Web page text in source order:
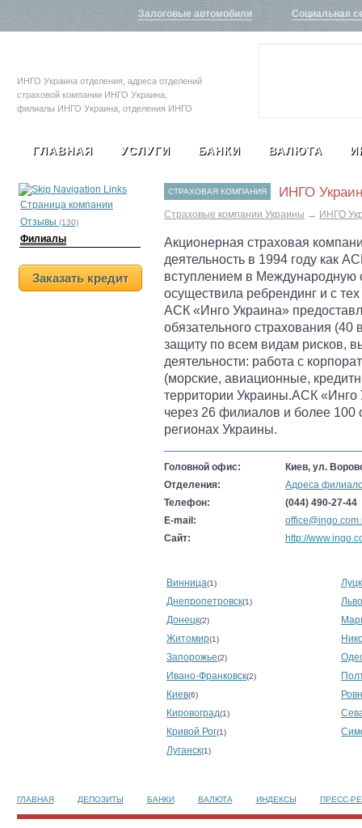
Залоговые автомобили Социальная
ИНГО Украина отделения, адреса отделений
страховой компании ИНГО Украина,
филиалы ИНГО Украина, отделения ИНГО
ГЛАВНАЯ УСЛУГИ БАНКИ ВАЛЮТА
Страница компании
Отзывы (130)
Филиалы
Заказать кредит
СТРАХОВАЯ КОМПАНИЯ ИНГО
Страховые компании Украины → ИНГО
Акционерная страховая
деятельность в 1994 году как
вступлением в Международную
осуществила ребрендинг и с
АСК «Инго Украина»
обязательного страхования
защиту по всем видам рисков,
деятельности: работа с
(морские, авиационные,
территории Украины.АСК «Инго
через 26 филиалов и более 100
регионах Украины.
Головной офис:
Киев, ул.
Отделения:
Адреса
Телефон:
(044) 490-27-44
E-mail:
Сайт:
http://
Винница(1)
Луцк
Днепропетровск(1)
Донецк(2)
Житомир(1)
Запорожье(2)
Ивано-Франковск(2)
Киев(6)
Кировоград(1)
Кривой Рог(1)
Луганск(1)
ГЛАВНАЯ ДЕПОЗИТЫ БАНКИ ВАЛЮТА ИНДЕКСЫ ПРЕСС-